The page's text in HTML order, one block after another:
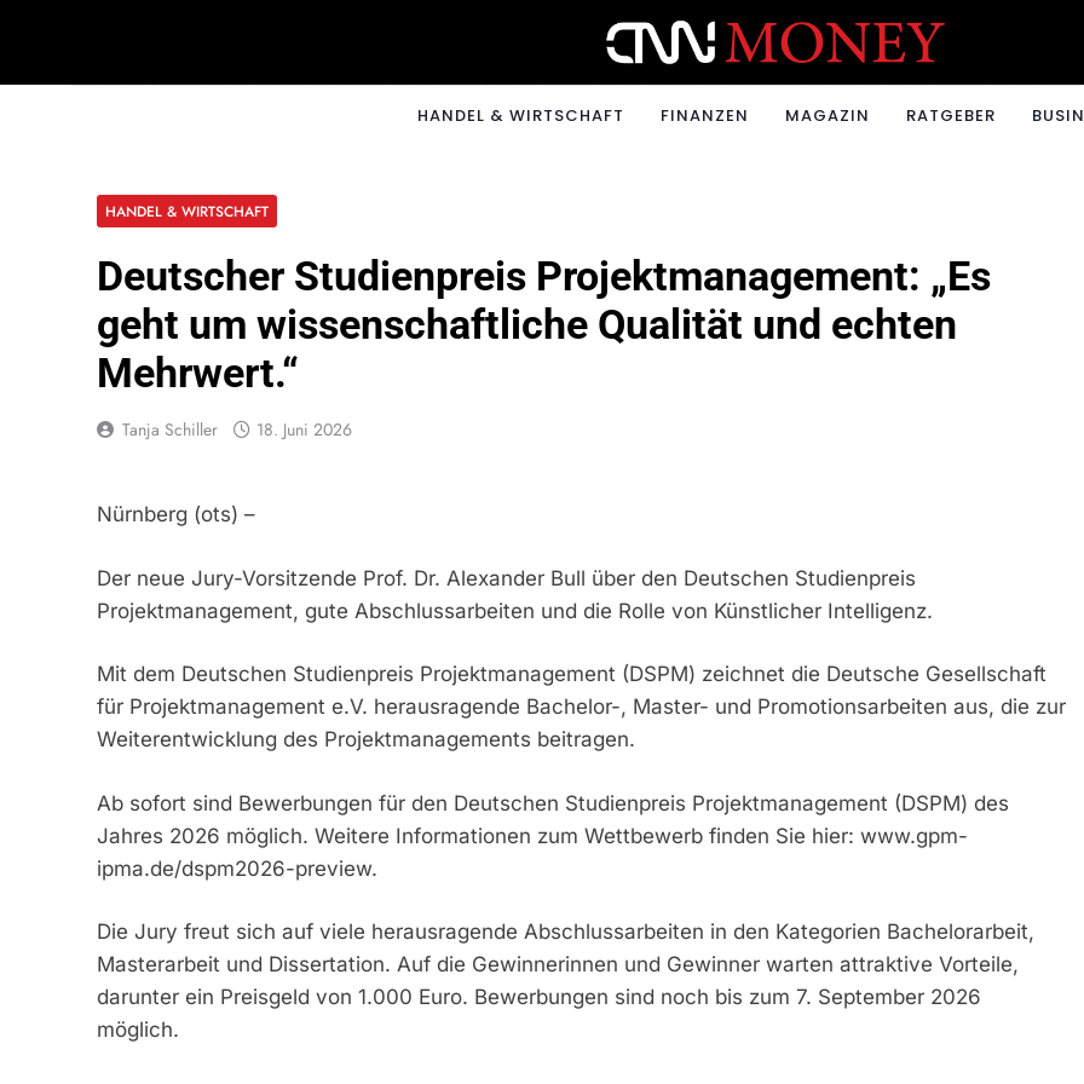
CNNMONEY.CH
HANDEL & WIRTSCHAFT FINANZEN MAGAZIN RATGEBER
HANDEL & WIRTSCHAFT
Deutscher Studienpreis Projektmanagement: „Es
geht um wissenschaftliche Qualität und echten
Mehrwert.“
Tanja Schiller 18. Juni 2026
Nürnberg (ots) –
Der neue Jury-Vorsitzende Prof. Dr. Alexander Bull über den Deutschen Studienpreis
Projektmanagement, gute Abschlussarbeiten und die Rolle von Künstlicher Intelligenz.
Mit dem Deutschen Studienpreis Projektmanagement (DSPM) zeichnet die Deutsche Gesellschaft
für Projektmanagement e.V. herausragende Bachelor-, Master- und Promotionsarbeiten aus, die zur
Weiterentwicklung des Projektmanagements beitragen.
Ab sofort sind Bewerbungen für den Deutschen Studienpreis Projektmanagement (DSPM) des
Jahres 2026 möglich. Weitere Informationen zum Wettbewerb finden Sie hier: www.gpm-
ipma.de/dspm2026-preview.
Die Jury freut sich auf viele herausragende Abschlussarbeiten in den Kategorien Bachelorarbeit,
Masterarbeit und Dissertation. Auf die Gewinnerinnen und Gewinner warten attraktive Vorteile,
darunter ein Preisgeld von 1.000 Euro. Bewerbungen sind noch bis zum 7. September 2026
möglich.